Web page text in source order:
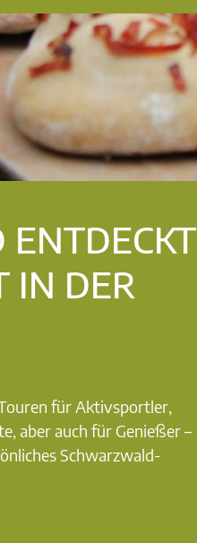
ENTDECKT
IN DER
für Aktivsportler,
aber auch für Genießer –
Schwarzwald-